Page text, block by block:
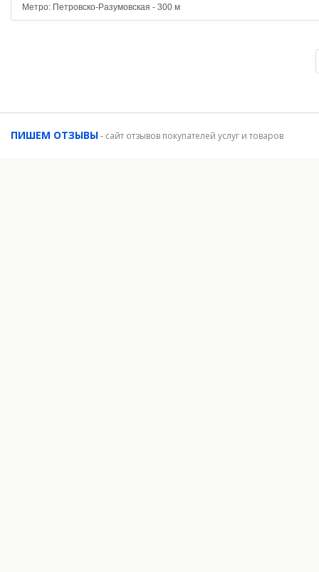
Метро: Петровско-Разумовская - 300 м
ПИШЕМ ОТЗЫВЫ- сайт отзывов покупателей услуг и товаров